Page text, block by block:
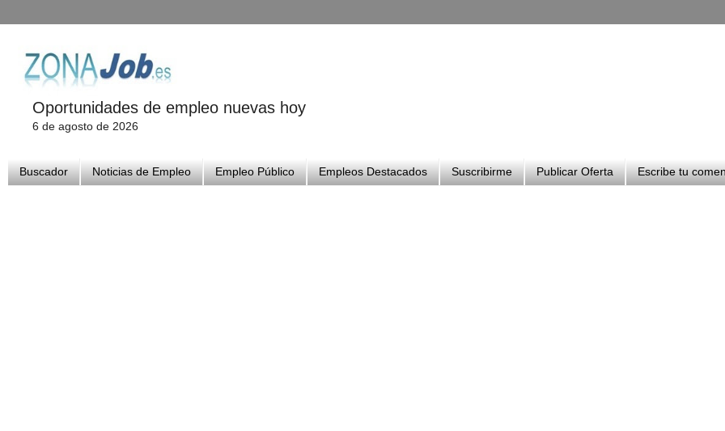
Oportunidades de empleo nuevas hoy
6 de agosto de 2026
Buscador Noticias de Empleo Empleo Público Empleos Destacados Suscribirme Publicar Oferta Escribe tu